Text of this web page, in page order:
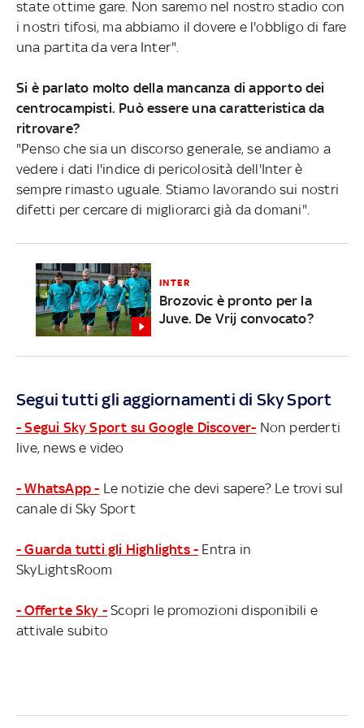
state ottime gare. Non saremo nel nostro stadio con
i nostri tifosi, ma abbiamo il dovere e l'obbligo di fare
una partita da vera Inter".
Si è parlato molto della mancanza di apporto dei
centrocampisti. Può essere una caratteristica da
ritrovare?
"Penso che sia un discorso generale, se andiamo a
vedere i dati l'indice di pericolosità dell'Inter è
sempre rimasto uguale. Stiamo lavorando sui nostri
difetti per cercare di migliorarci già da domani".
INTER
Brozovic è pronto per la
Juve. De Vrij convocato?
Segui tutti gli aggiornamenti di Sky Sport
- Segui Sky Sport su Google Discover- Non perderti
live, news e video
- WhatsApp - Le notizie che devi sapere? Le trovi sul
canale di Sky Sport
- Guarda tutti gli Highlights - Entra in
SkyLightsRoom
- Offerte Sky - Scopri le promozioni disponibili e
attivale subito